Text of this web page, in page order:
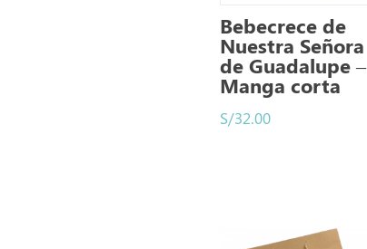
Bebecrece de
Nuestra Señora
de Guadalupe –
Manga corta
S/32.00